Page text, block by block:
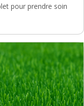
pour prendre soin